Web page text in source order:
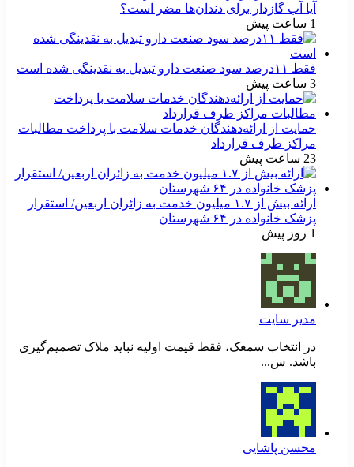
آیا آب گازدار برای دندان‌ها مضر است؟
1 ساعت پیش
فقط ۱۱‌درصد سود صنعت دارو تبدیل به نقدینگی شده است
3 ساعت پیش
حمایت از ارائه‌دهندگان خدمات سلامت با پرداخت مطالبات
مراکز طرف قرارداد
23 ساعت پیش
ارائه بیش از ۱.۷ میلیون خدمت به زائران اربعین/ استقرار
پزشک خانواده در ۶۴ شهرستان
1 روز پیش
مدیر سایت
در انتخاب سمعک، فقط قیمت اولیه نباید ملاک تصمیم‌گیری
باشد. س...
محسن پاشایی